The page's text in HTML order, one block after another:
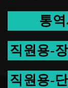
통
직원용-
직원용-